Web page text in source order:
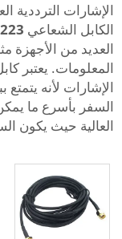
الإشارات الترددية
الكابل الشعاعي
العديد من الأجهزة
الإشارات لأنه
السفر بأسرع ما
العالية حيث يكون